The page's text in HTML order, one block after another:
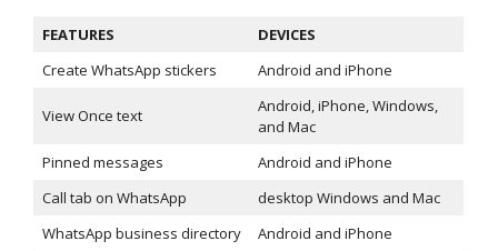
FEATURES
DEVICES
Create WhatsApp stickers
Android and iPhone
View Once text
Android, iPhone, Windows,
and Mac
Pinned messages
Android and iPhone
Call tab on WhatsApp
desktop Windows and Mac
WhatsApp business directory
Android and iPhone